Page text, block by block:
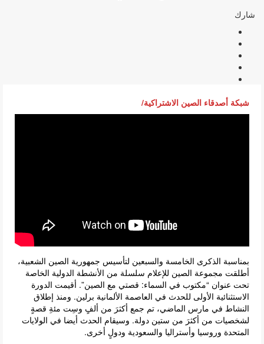
شارك
شبكة أصدقاء الصين الاشتراكية/
بمناسبة الذكرى الخامسة والسبعين لتأسيس جمهورية الصين الشعبية،
أطلقت مجموعة الصين للإعلام سلسلة من الأنشطة الدولية الخاصة
تحت عنوان “مكتوب في السماء: قصتي مع الصين”. أقيمت الدورة
الاستثنائية الأولى للحدث في العاصمة الألمانية برلين. ومنذ إطلاق
النشاط في مارس الماضي، تم جمع أكثرَ من ألفٍ وسِت مئةِ قصةٍ
لشخصيات من أكثرَ من ستين دولة. وسيقام الحدث أيضا في الولايات
المتحدة وروسيا وأستراليا والسعودية ودولٍ أخرى.